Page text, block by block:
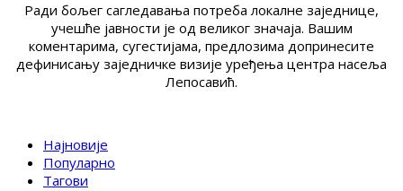
Ради бољег сагледавања потреба локалне заједнице,
учешће јавности је од великог значаја. Вашим
коментарима, сугестијама, предлозима допринесите
дефинисању заједничке визије уређења центра насеља
Лепосавић.
Најновије
Популарно
Тагови